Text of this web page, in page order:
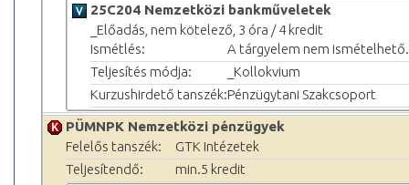
25C204 Nemzetközi bankműveletek
_Előadás, nem kötelező, 3 óra / 4 kredit
Ismétlés:
A tárgyelem nem ismételhető.
Teljesítés módja:
_Kollokvium
Kurzushirdető tanszék:Pénzügytani Szakcsoport
PÜMNPK Nemzetközi pénzügyek
Felelős tanszék:
GTK Intézetek
Teljesítendő:
min.5 kredit